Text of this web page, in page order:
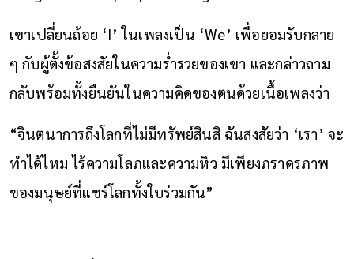
เขาเปลี่ยนถ้อย ‘I’ ในเพลงเป็น ‘We’ เพื่อยอมรับกลาย
ๆ กับผู้ตั้งข้อสงสัยในความร่ำรวยของเขา และกล่าวถาม
กลับพร้อมทั้งยืนยันในความคิดของตนด้วยเนื้อเพลงว่า
“จินตนาการถึงโลกที่ไม่มีทรัพย์สินสิ ฉันสงสัยว่า ‘เรา’ จะ
ทำได้ไหม ไร้ความโลภและความหิว มีเพียงภราดรภาพ
ของมนุษย์ที่แชร์โลกทั้งใบร่วมกัน”